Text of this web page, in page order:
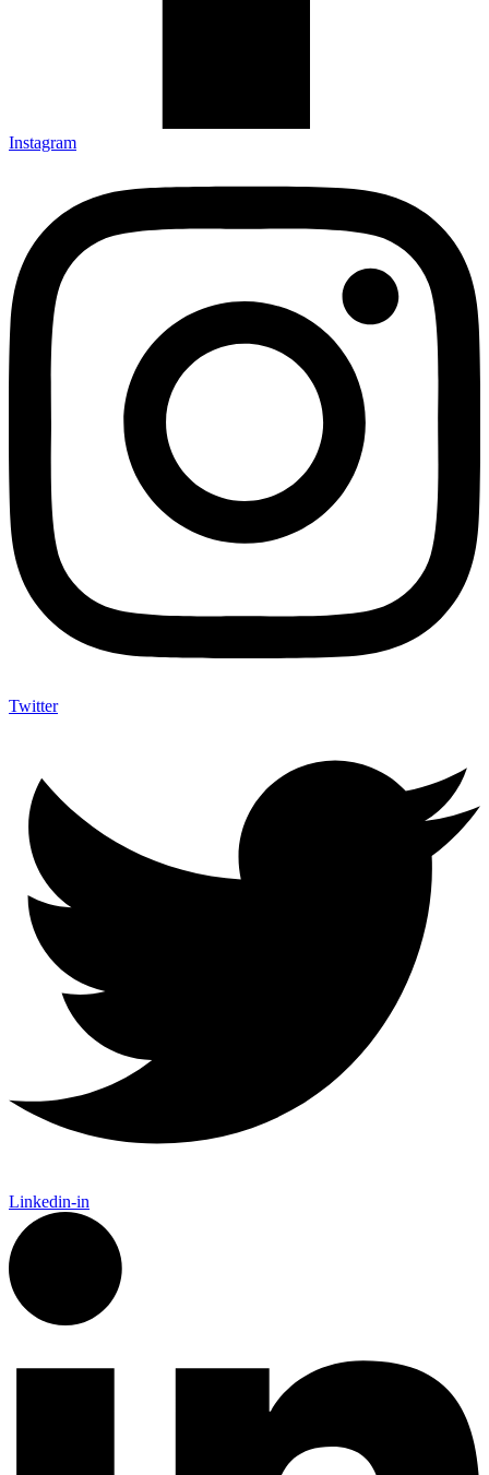
Instagram
Twitter
Linkedin-in